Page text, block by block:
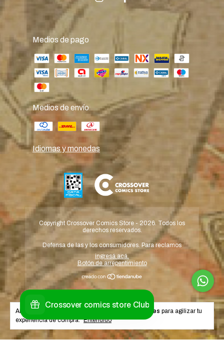
Al navegar por este sitio aceptás el uso de cookies para agilizar tu
experiencia de compra. Entendido
Medios de pago
Medios de envío
Idiomas y monedas
Copyright Crossover Comics Store - 2026. Todos los
derechos reservados.
Defensa de las y los consumidores. Para reclamos
ingresá acá.
Botón de arrepentimiento